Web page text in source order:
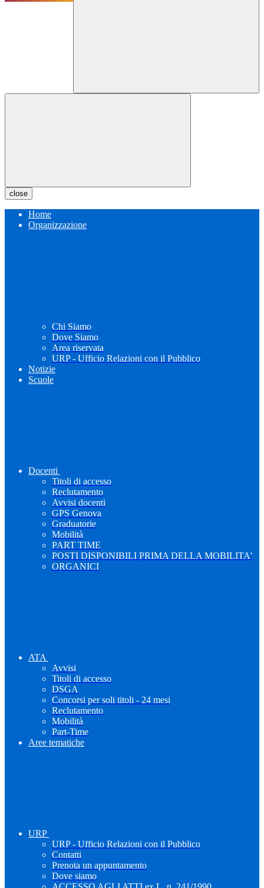
close
Home
Organizzazione
Chi Siamo
Dove Siamo
Area riservata
URP - Ufficio Relazioni con il Pubblico
Notizie
Scuole
Docenti
Titoli di accesso
Reclutamento
Avvisi docenti
GPS Genova
Graduatorie
Mobilità
PART TIME
POSTI DISPONIBILI PRIMA DELLA MOBILITA'
ORGANICI
ATA
Avvisi
Titoli di accesso
DSGA
Concorsi per soli titoli - 24 mesi
Reclutamento
Mobilità
Part-Time
Aree tematiche
URP
URP - Ufficio Relazioni con il Pubblico
Contatti
Prenota un appuntamento
Dove siamo